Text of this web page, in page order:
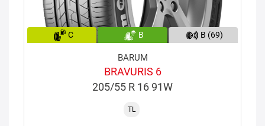
C B B (69)
BARUM
BRAVURIS 6
205/55 R 16 91W
TL